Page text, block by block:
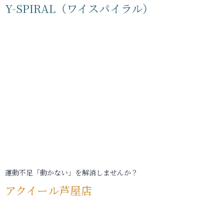
Y-SPIRAL（ワイスパイラル）
運動不足「動かない」を解消しませんか？
アクイール芦屋店